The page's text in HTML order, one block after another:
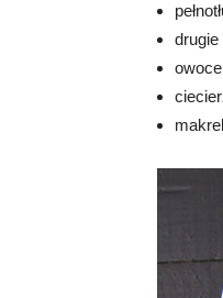
drugie